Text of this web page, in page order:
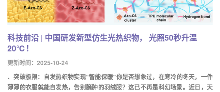
科技前沿 | 中国研发新型仿生光热织物， 光照50秒升温
20℃！
更新时间：2025-10-24
、突破极限：自发热织物实现“智能保暖”你是否想象过，在寒冷的冬天，一件
薄薄的衣服就能自发热，告别臃肿的羽绒服？这已不再是科幻场景。近日，天